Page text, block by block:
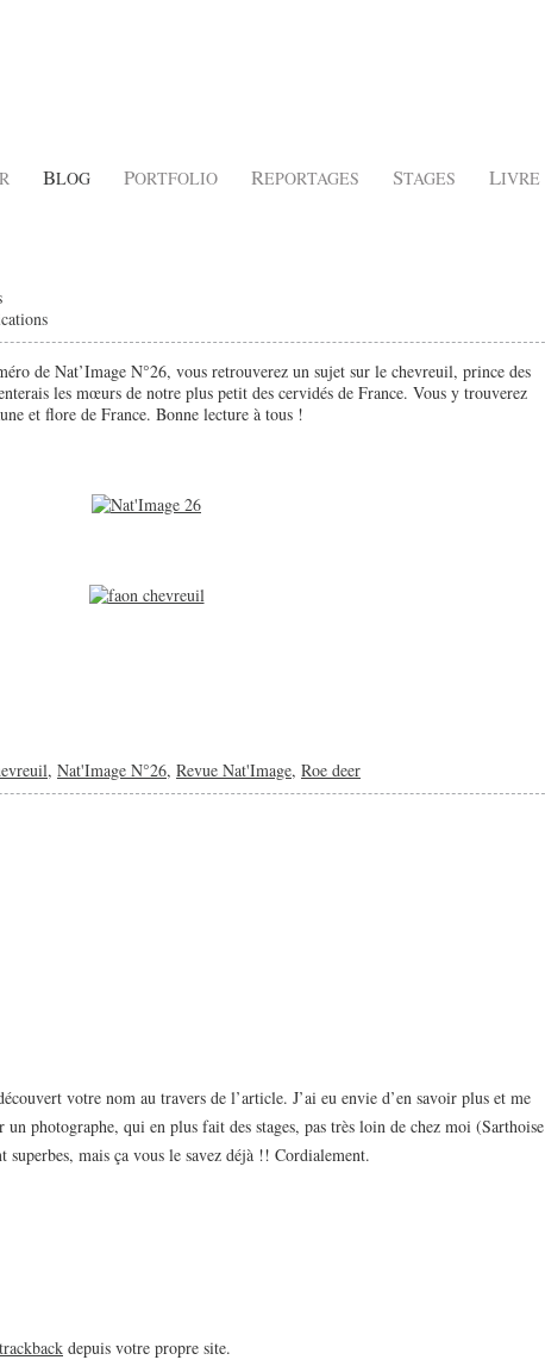
BLOG PORTFOLIO REPORTAGES STAGES LIVRE
de Nat’Image N°26, vous retrouverez un sujet sur le chevreuil, prince des
les mœurs de notre plus petit des cervidés de France. Vous y trouverez
et flore de France. Bonne lecture à tous !
, Nat'Image N°26, Revue Nat'Image, Roe deer
votre nom au travers de l’article. J’ai eu envie d’en savoir plus et me
photographe, qui en plus fait des stages, pas très loin de chez moi (Sarthoise
superbes, mais ça vous le savez déjà !! Cordialement.
trackback depuis votre propre site.